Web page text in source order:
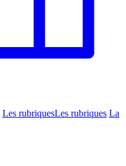
Les rubriquesLes rubriques La